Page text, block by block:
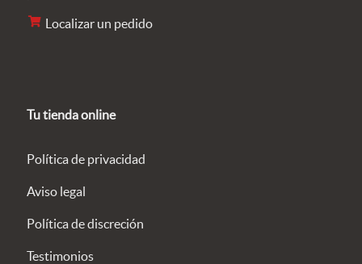
Localizar un pedido
Tu tienda online
Política de privacidad
Aviso legal
Política de discreción
Testimonios